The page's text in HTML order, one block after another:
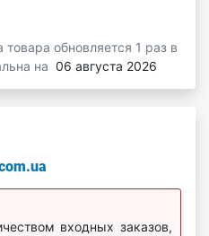
товара обновляется 1 раз в
на 06 августа 2026
входных заказов,